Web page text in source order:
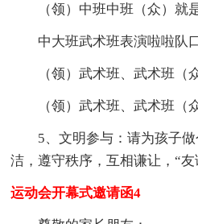
（领）中班中班（众）就
中大班武术班表演啦啦队
（领）武术班、武术班（
（领）武术班、武术班（
5、文明参与：请为孩子
洁，遵守秩序，互相谦让，“友
运动会开幕式邀请函4